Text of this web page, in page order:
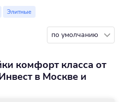
Элитные
по умолчанию
комфорт класса от
в Москве и